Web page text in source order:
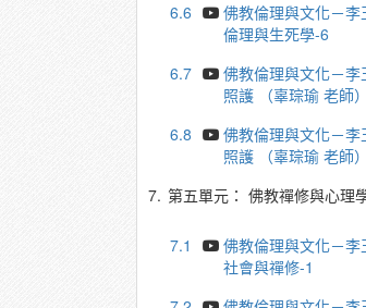
6.6
佛教倫理與文化－
倫理與生死學-6
6.7
佛教倫理與文化－
照護 （辜琮瑜 老師
6.8
佛教倫理與文化－
照護 （辜琮瑜 老師
7. 第五單元： 佛教禪修與心理
7.1
佛教倫理與文化－
社會與禪修-1